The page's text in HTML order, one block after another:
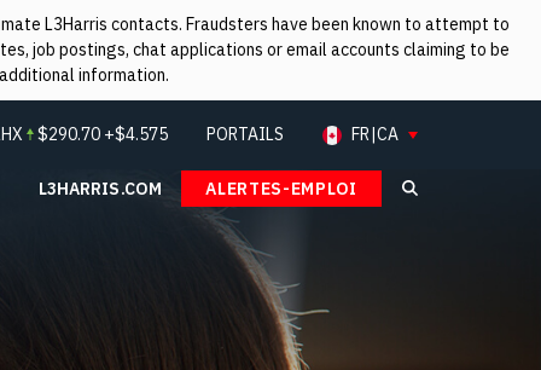
L3Harris contacts. Fraudsters have been known to attempt to
job postings, chat applications or email accounts claiming to be
information.
Search
$290.70 +$4.575 PORTAILS FR|CA
L3HARRIS.COM ALERTES-EMPLOI